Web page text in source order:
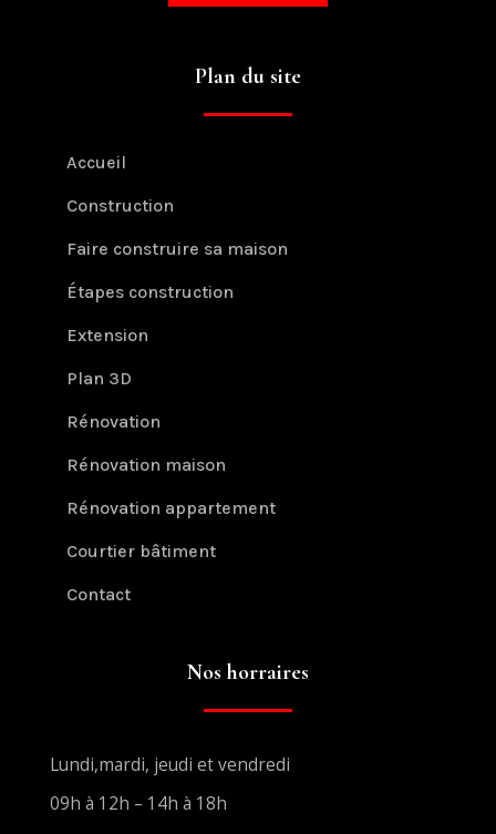
Plan du site
Accueil
Construction
Faire construire sa maison
Étapes construction
Extension
Plan 3D
Rénovation
Rénovation maison
Rénovation appartement
Courtier bâtiment
Contact
Nos horraires
Lundi,mardi, jeudi et vendredi
09h à 12h – 14h à 18h